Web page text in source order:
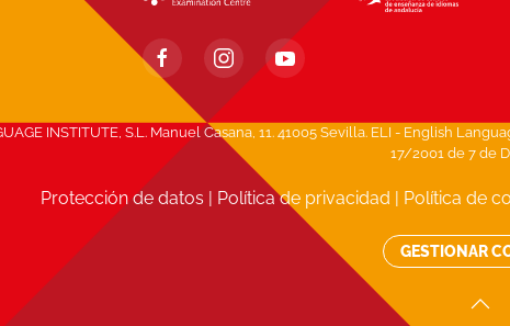
INSTITUTE, S.L. Manuel Casana, 11. 41005 Sevilla. ELI - English
17/2001 de 7 de
Protección de datos Política de privacidad Política de
GESTIONAR